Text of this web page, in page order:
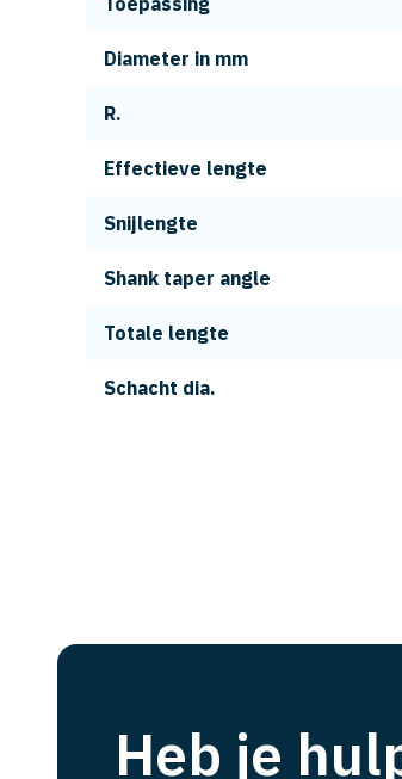
Diameter in mm
R.
Effectieve lengte
Snijlengte
Shank taper angle
Totale lengte
Schacht dia.
Heb je